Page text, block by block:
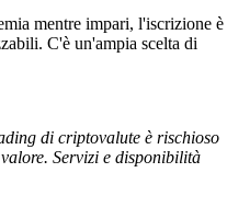
mentre impari, l'iscrizione è
C'è un'ampia scelta di
di criptovalute è rischioso
Servizi e disponibilità